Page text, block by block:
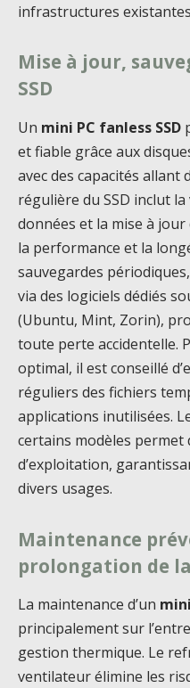
infrastructures
Mise à jour,
SSD
Un mini PC fanless SSD
et fiable grâce aux
avec des capacités allant
régulière du SSD inclut
données et la mise à
la performance et la
sauvegardes
via des logiciels dédiés
(Ubuntu, Mint, Zorin),
toute perte accidentelle.
optimal, il est conseillé
réguliers des fichiers
applications inutilisées.
certains modèles permet
d’exploitation,
divers usages.
Maintenance
prolongation de
La maintenance d’un
principalement sur
gestion thermique. Le
ventilateur élimine les